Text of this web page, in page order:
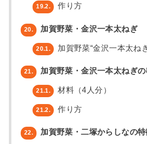
19.2. 作り方
20. 加賀野菜・金沢一本太ねぎ
20.1. 加賀野菜“金沢一本太ね
21. 加賀野菜・金沢一本太ねぎの
21.1. 材料（4人分）
21.2. 作り方
22. 加賀野菜・二塚からしなの特